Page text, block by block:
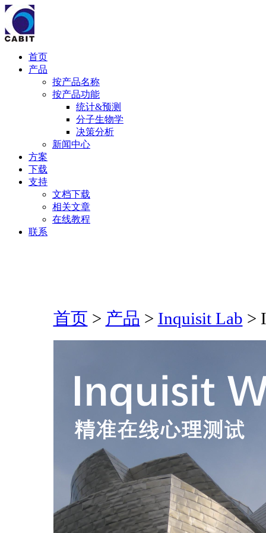
首页
产品
按产品名称
按产品功能
统计&预测
分子生物学
决策分析
新闻中心
方案
下载
支持
文档下载
相关文章
在线教程
联系
首页 > 产品 > Inquisit Lab >